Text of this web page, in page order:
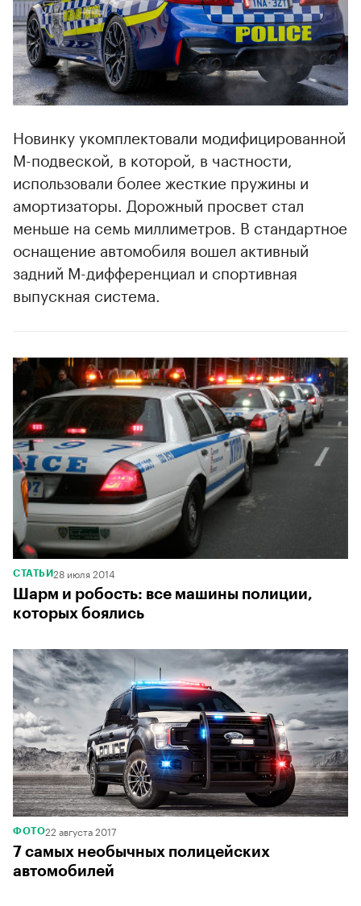
Новинку укомплектовали модифицированной
M-подвеской, в которой, в частности,
использовали более жесткие пружины и
амортизаторы. Дорожный просвет стал
меньше на семь миллиметров. В стандартное
оснащение автомобиля вошел активный
задний M-дифференциал и спортивная
выпускная система.
СТАТЬИ28 июля 2014
Шарм и робость: все машины полиции,
которых боялись
ФОТО22 августа 2017
7 самых необычных полицейских
автомобилей